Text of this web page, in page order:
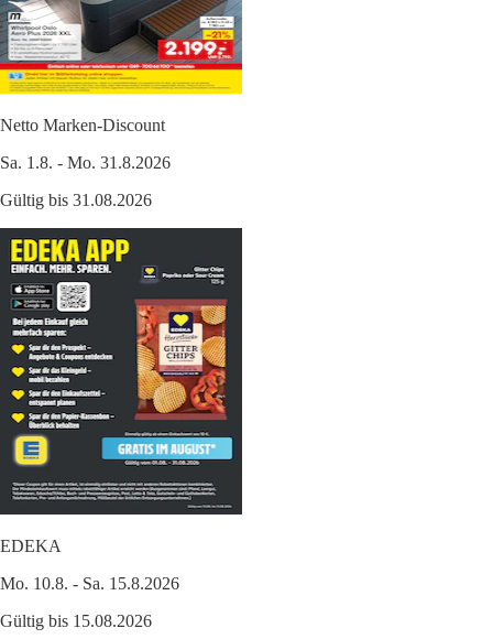
Netto Marken-Discount
Sa. 1.8. - Mo. 31.8.2026
Gültig bis 31.08.2026
EDEKA
Mo. 10.8. - Sa. 15.8.2026
Gültig bis 15.08.2026